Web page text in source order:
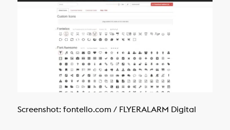
Screenshot: fontello.com / FLYERALARM Digital